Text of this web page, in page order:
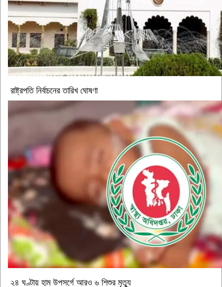
রাষ্ট্রপতি নির্বাচনের তারিখ ঘোষণা
২৪ ঘণ্টায় হাম উপসর্গে আরও ৬ শিশুর মৃত্যু